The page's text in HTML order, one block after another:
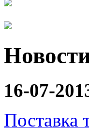
16-07-
Поставка